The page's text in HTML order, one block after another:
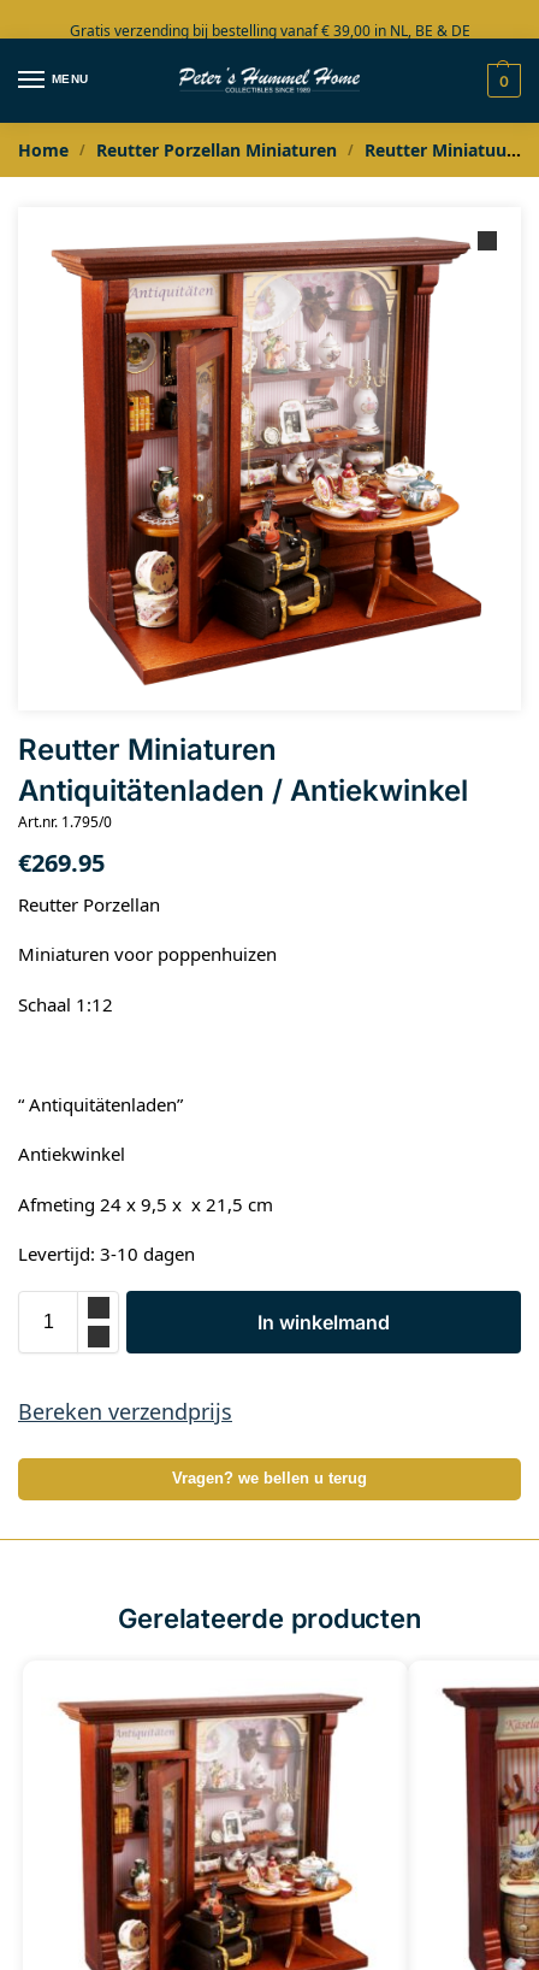
Gratis verzending bij bestelling vanaf € 39,00 in NL, BE & DE
Grote collectie in voorraad
MENU 0
Home / Reutter Porzellan Miniaturen / Reutter Miniatuur Laden / Winkels
Reutter Miniaturen
Antiquitätenladen / Antiekwinkel
Art.nr. 1.795/0
€269.95
Reutter Porzellan
Miniaturen voor poppenhuizen
Schaal 1:12
“ Antiquitätenladen”
Antiekwinkel
Afmeting 24 x 9,5 x x 21,5 cm
Levertijd: 3-10 dagen
In winkelmand
Bereken verzendprijs
Vragen? we bellen u terug
Gerelateerde producten